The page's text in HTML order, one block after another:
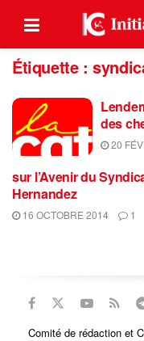
Étiquette :
des
20
sur l’Avenir du
Hernandez
16 OCTOBRE 2014 1
Comité de rédaction et